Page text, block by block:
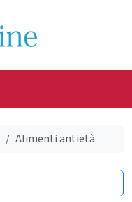
Alimenti antietà